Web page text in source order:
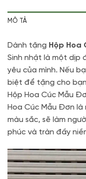
MÔ TẢ
Dành tặng Hộp Hoa
Sinh nhật là một dịp
yêu của mình. Nếu
biệt để tặng cho
Hộp Hoa Cúc Mẫu
Hoa Cúc Mẫu Đơn
màu sắc, sẽ làm
phúc và tràn đầy